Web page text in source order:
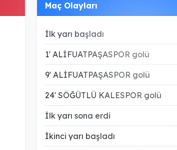
Maç Olayları
İlk yarı başladı
1' ALİFUATPAŞASPOR golü
9' ALİFUATPAŞASPOR golü
24' SÖĞÜTLÜ KALESPOR golü
İlk yarı sona erdi
İkinci yarı başladı